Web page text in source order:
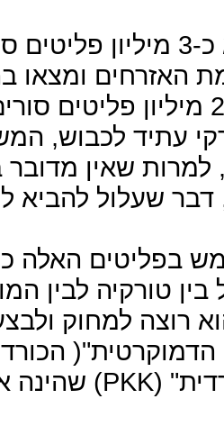
אחת הבעיות הגדולות של טורקיה היא כ-3 מיליון
האזרחים ומצאו
מקלט, הנשיא ארדואן רוצה להחזיר כ-2 מיליון פליטים
עתיד לכבוש,
למרות שאין
שעלול להביא
בפליטים האלה כ
טורקיה לבין
רוצה למחוק
הדמוקרטית"(
(
PKK) שהינה